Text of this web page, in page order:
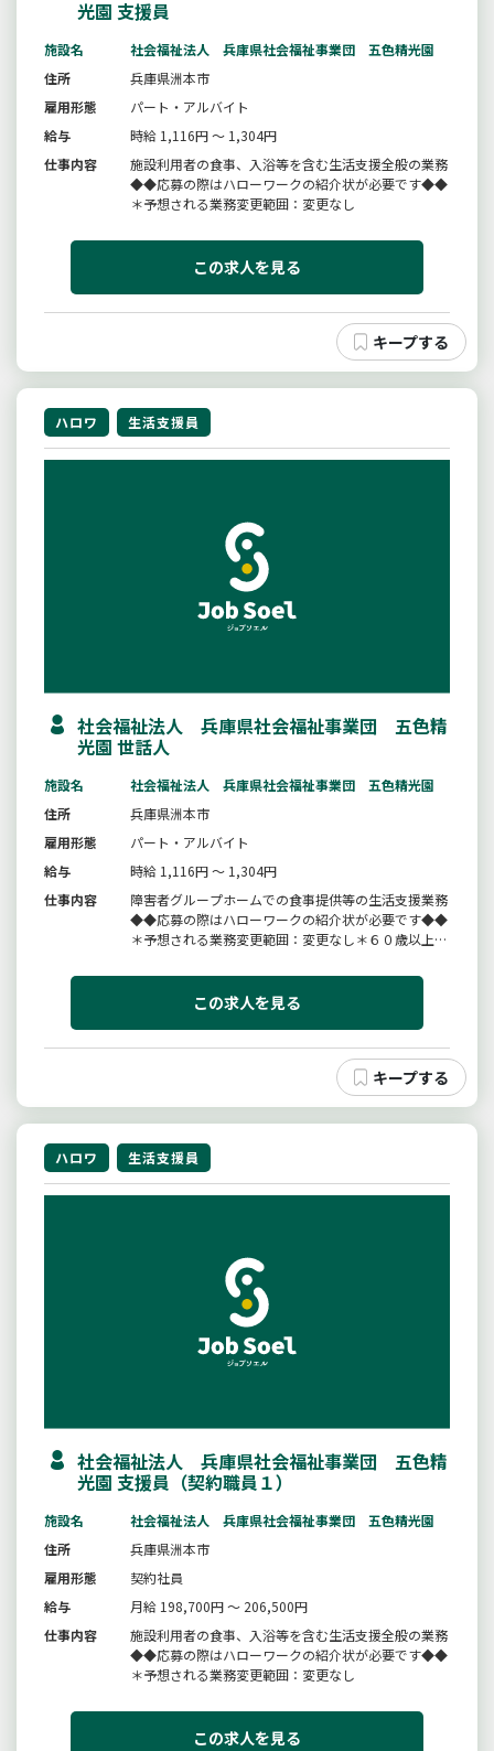
光園 支援員
施設名
社会福祉法人 兵庫県社会福祉事業団 五色精光園
住所
兵庫県洲本市
雇用形態
パート・アルバイト
給与
時給 1,116円 ～ 1,304円
仕事内容
施設利用者の食事、入浴等を含む生活支援全般の業務
◆◆応募の際はハローワークの紹介状が必要です◆◆
＊予想される業務変更範囲：変更なし
この求人を見る
ハロワ 生活支援員
社会福祉法人 兵庫県社会福祉事業団 五色精
光園 世話人
施設名
社会福祉法人 兵庫県社会福祉事業団 五色精光園
住所
兵庫県洲本市
雇用形態
パート・アルバイト
給与
時給 1,116円 ～ 1,304円
仕事内容
障害者グループホームでの食事提供等の生活支援業務
◆◆応募の際はハローワークの紹介状が必要です◆◆
＊予想される業務変更範囲：変更なし＊６０歳以上の
この求人を見る
ハロワ 生活支援員
社会福祉法人 兵庫県社会福祉事業団 五色精
光園 支援員（契約職員１）
施設名
社会福祉法人 兵庫県社会福祉事業団 五色精光園
住所
兵庫県洲本市
雇用形態
契約社員
給与
月給 198,700円 ～ 206,500円
仕事内容
施設利用者の食事、入浴等を含む生活支援全般の業務
◆◆応募の際はハローワークの紹介状が必要です◆◆
＊予想される業務変更範囲：変更なし
この求人を見る